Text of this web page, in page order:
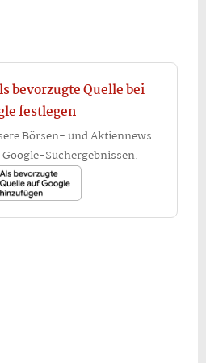
bevorzugte Quelle bei
festlegen
Börsen- und Aktiennews
Suchergebnissen.